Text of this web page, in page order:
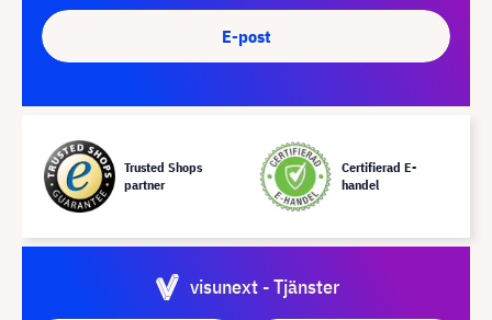
E-post
Trusted Shops
partner
Certifierad E-
handel
visunext - Tjänster